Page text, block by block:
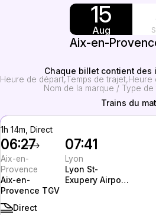
15
Aug
Aix-en-
Chaque billet contient des
Heure de départ Temps de trajet Heure
Nom de la marque / Type de
Trains du
1h 14m, Direct
06:27
Aix-en-
Provence
Aix-en-
Provence TGV
07:41
Lyon
Lyon St-
Exupery Airport
Direct